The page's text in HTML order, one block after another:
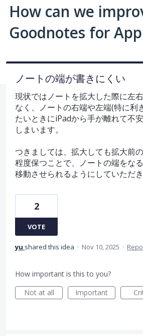
How can we
Goodnotes for
ノートの端が書きにくい
現状ではノートを拡大した際に左
なく、ノートの右端や左端(特に利
たいときにiPadから手が離れて不
しまいます。
つきましては、拡大しても拡大前
程度保つことで、ノートの端をな
移動させられるようにしていただき
2
VOTE
yu shared this idea · Nov 10, 2025 ·
How important is this to you?
Not at all
Important